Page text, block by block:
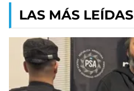
LAS MÁS LEÍDAS